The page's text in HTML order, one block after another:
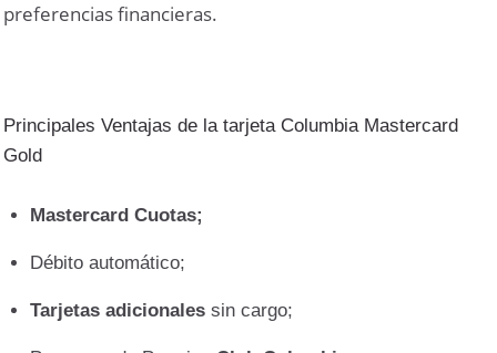
preferencias financieras.
Principales Ventajas de la tarjeta Columbia Mastercard
Gold
Mastercard Cuotas;
Débito automático;
Tarjetas adicionales sin cargo;